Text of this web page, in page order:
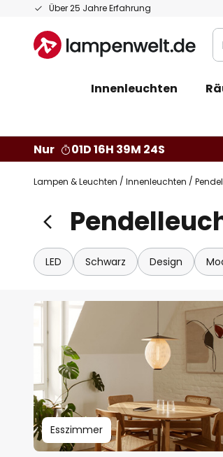
Über 25 Jahre Erfahrung
Zum
springen
Innenleuchten
Nur
01D 16H 39M 23S
Lampen & Leuchten Innenleuchten
LED Schwarz Design
Esszimmer